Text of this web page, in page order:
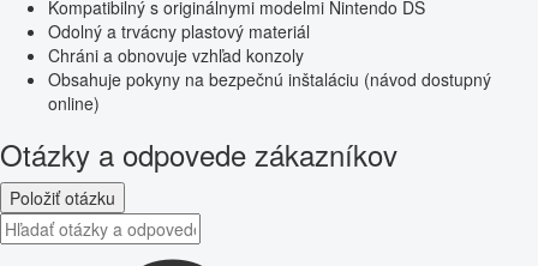
Kompatibilný s originálnymi modelmi Nintendo DS
Odolný a trvácny plastový materiál
Chráni a obnovuje vzhľad konzoly
Obsahuje pokyny na bezpečnú inštaláciu (návod dostupný
online)
Otázky a odpovede zákazníkov
Položiť otázku